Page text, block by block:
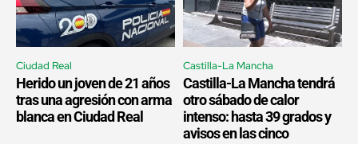
Ciudad Real
Herido un joven de 21 años
tras una agresión con arma
blanca en Ciudad Real
Castilla-La Mancha
Castilla-La Mancha tendrá
otro sábado de calor
intenso: hasta 39 grados y
avisos en las cinco